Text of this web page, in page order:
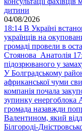
дитини
04/08/2026
18:14 В Україні
українців на
громаді провели в
Стоянова Анатолія
підозрюваного у
У Болградському
африканської чуми
компанія почала
зупинку енергоблока
громада назавжди
Валентином, який
Білгороді-